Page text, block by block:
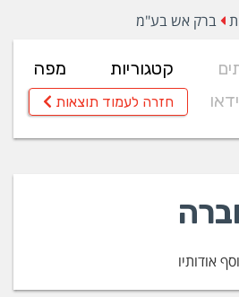
ברק אש בע"מ
קטגוריות
מפה
חזרה לעמוד תוצאות
אודותיו